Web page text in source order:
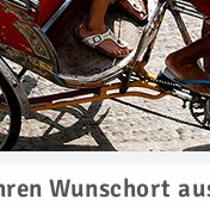
Wunschort